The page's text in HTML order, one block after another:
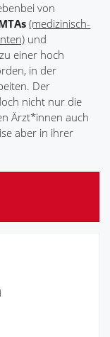
von
(medizinisch-
und
einer hoch
in der
Der
nicht nur die
Ärzt*innen auch
aber in ihrer